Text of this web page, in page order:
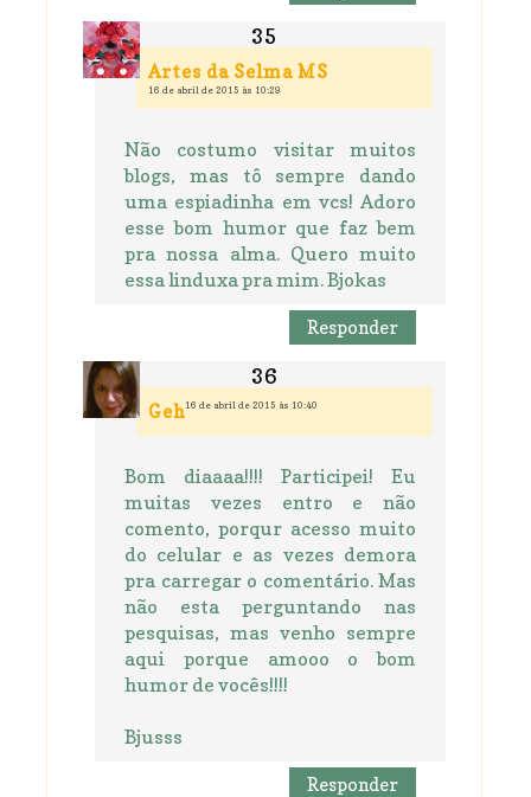
Artes da Selma MS
16 de abril de 2015 às 10:29
Não costumo visitar muitos
blogs, mas tô sempre dando
uma espiadinha em vcs! Adoro
esse bom humor que faz bem
pra nossa alma. Quero muito
essa linduxa pra mim. Bjokas
Responder
Geh16 de abril de 2015 às 10:40
Bom diaaaa!!!! Participei! Eu
muitas vezes entro e não
comento, porqur acesso muito
do celular e as vezes demora
pra carregar o comentário. Mas
não esta perguntando nas
pesquisas, mas venho sempre
aqui porque amooo o bom
humor de vocês!!!!
Bjusss
Responder